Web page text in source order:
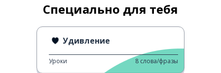
Специально для тебя
Удивление
Уроки 8 слова/фразы